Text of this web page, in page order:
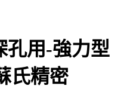
孔用-強力型
氏精密